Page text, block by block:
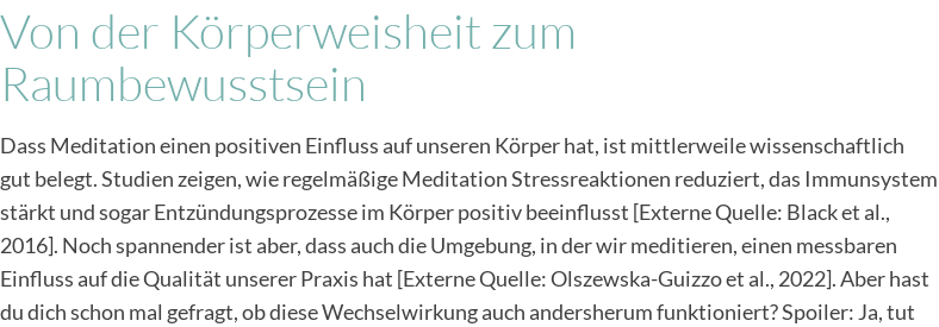
Von der Körperweisheit zum
Raumbewusstsein
Dass Meditation einen positiven Einfluss auf unseren Körper hat, ist mittlerweile wissenschaftlich
gut belegt. Studien zeigen, wie regelmäßige Meditation Stressreaktionen reduziert, das Immunsystem
stärkt und sogar Entzündungsprozesse im Körper positiv beeinflusst [Externe Quelle: Black et al.,
2016]. Noch spannender ist aber, dass auch die Umgebung, in der wir meditieren, einen messbaren
Einfluss auf die Qualität unserer Praxis hat [Externe Quelle: Olszewska-Guizzo et al., 2022]. Aber hast
du dich schon mal gefragt, ob diese Wechselwirkung auch andersherum funktioniert? Spoiler: Ja, tut